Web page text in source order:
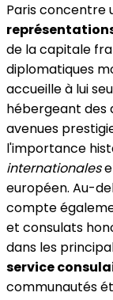
Paris concentre
de la capitale
diplomatiques
accueille à lui
hébergeant des
avenues
l'importance
internationales
européen. Au-
compte
et consulats
dans les
service
communautés